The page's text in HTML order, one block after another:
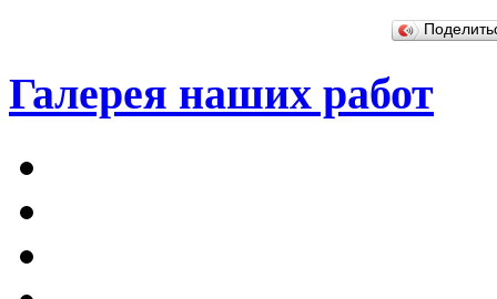
Галерея наших работ